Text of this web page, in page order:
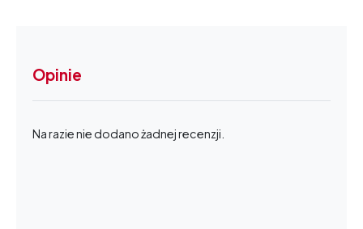
Opinie
Na razie nie dodano żadnej recenzji.